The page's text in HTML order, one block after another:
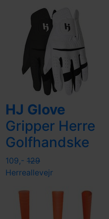
HJ Glove
Gripper Herre
Golfhandske
109,- 129
Herreallevejr